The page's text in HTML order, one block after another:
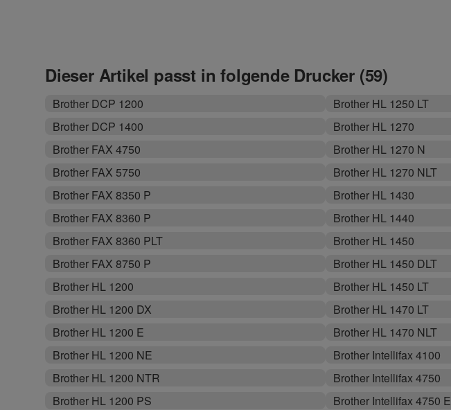
Dieser Artikel passt in folgende Drucker (59)
Brother DCP 1200
Brother DCP 1400
Brother FAX 4750
Brother FAX 5750
Brother FAX 8350 P
Brother FAX 8360 P
Brother FAX 8360 PLT
Brother FAX 8750 P
Brother HL 1200
Brother HL 1200 DX
Brother HL 1200 E
Brother HL 1200 NE
Brother HL 1200 NTR
Brother HL 1200 PS
Brother HL 1250 LT
Brother HL 1270
Brother HL 1270 N
Brother HL 1270 NLT
Brother HL 1430
Brother HL 1440
Brother HL 1450
Brother HL 1450 DLT
Brother HL 1450 LT
Brother HL 1470 LT
Brother HL 1470 NLT
Brother Intellifax 4100
Brother Intellifax 4750
Brother Intellifax 4750 E